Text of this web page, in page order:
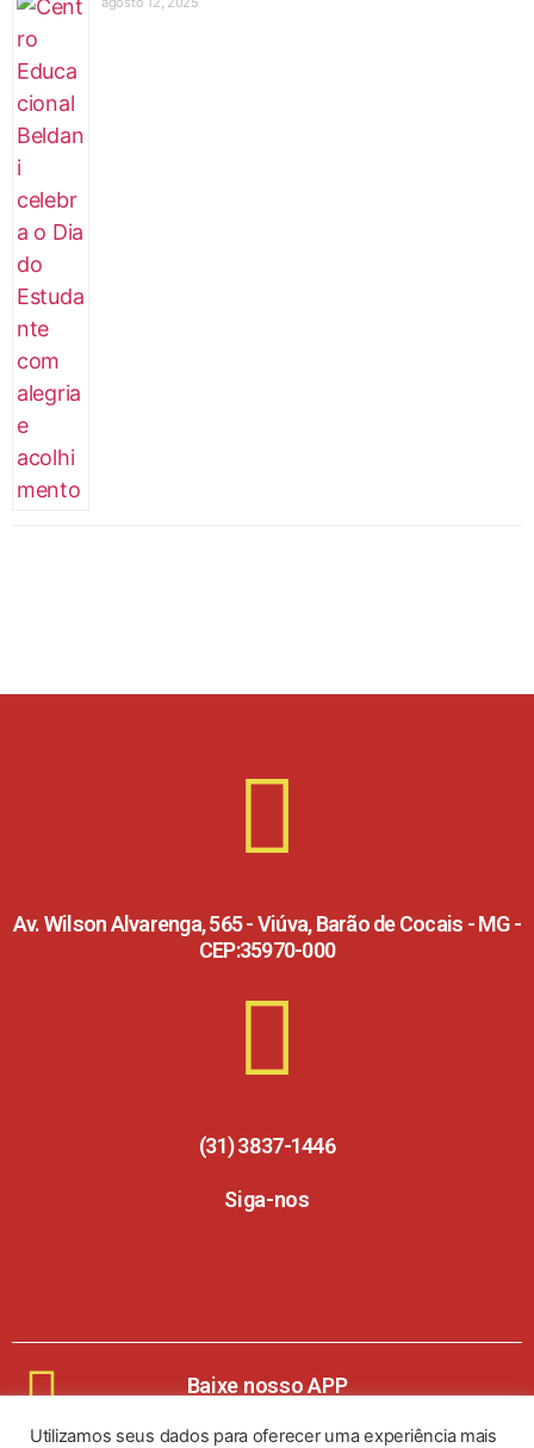
Av. Wilson Alvarenga, 565 - Viúva, Barão de Cocais - MG -
CEP:35970-000
(31) 3837-1446
Siga-nos
Baixe nosso APP
Utilizamos seus dados para oferecer uma experiência mais